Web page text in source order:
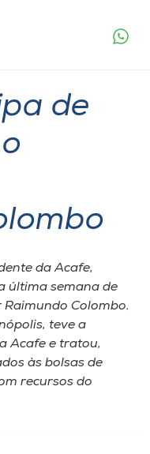
de
da Acafe,
última semana de
Colombo.
teve a
Acafe e tratou,
às bolsas de
recursos do